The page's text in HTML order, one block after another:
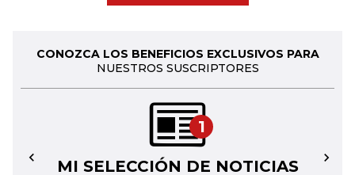
CONOZCA LOS BENEFICIOS EXCLUSIVOS PARA
NUESTROS SUSCRIPTORES
1
MI SELECCIÓN DE NOTICIAS
← →